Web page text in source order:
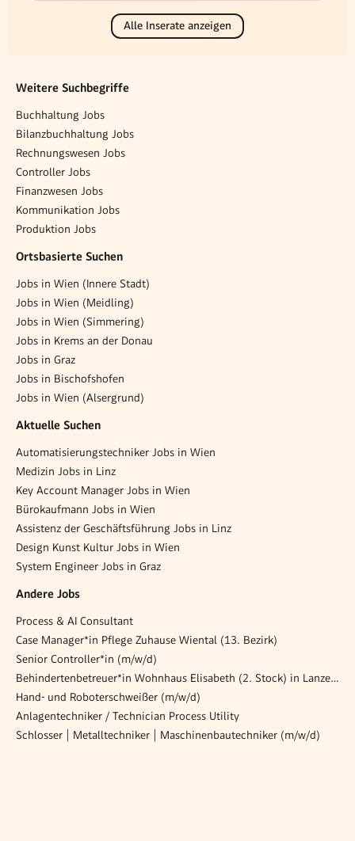
Alle Inserate anzeigen
Weitere Suchbegriffe
Buchhaltung Jobs
Bilanzbuchhaltung Jobs
Rechnungswesen Jobs
Controller Jobs
Finanzwesen Jobs
Kommunikation Jobs
Produktion Jobs
Ortsbasierte Suchen
Jobs in Wien (Innere Stadt)
Jobs in Wien (Meidling)
Jobs in Wien (Simmering)
Jobs in Krems an der Donau
Jobs in Graz
Jobs in Bischofshofen
Jobs in Wien (Alsergrund)
Aktuelle Suchen
Automatisierungstechniker Jobs in Wien
Medizin Jobs in Linz
Key Account Manager Jobs in Wien
Bürokaufmann Jobs in Wien
Assistenz der Geschäftsführung Jobs in Linz
Design Kunst Kultur Jobs in Wien
System Engineer Jobs in Graz
Andere Jobs
Process & AI Consultant
Case Manager*in Pflege Zuhause Wiental (13. Bezirk)
Senior Controller*in (m/w/d)
Behindertenbetreuer*in Wohnhaus Elisabeth (2. Stock) in Lanzendorf (NÖ)
Hand- und Roboterschweißer (m/w/d)
Anlagentechniker / Technician Process Utility
Schlosser | Metalltechniker | Maschinenbautechniker (m/w/d)